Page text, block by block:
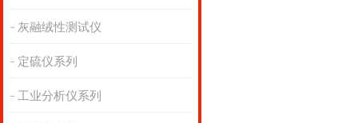
灰融绒性测试仪
定硫仪系列
工业分析仪系列